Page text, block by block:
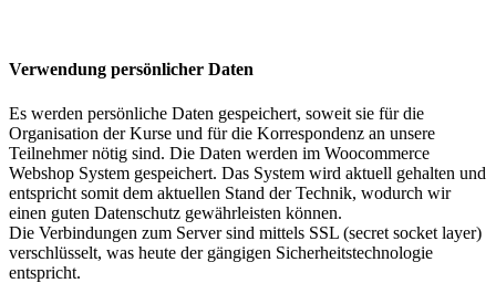
Verwendung persönlicher Daten
Es werden persönliche Daten gespeichert, soweit sie für die
Organisation der Kurse und für die Korrespondenz an unsere
Teilnehmer nötig sind. Die Daten werden im Woocommerce
Webshop System gespeichert. Das System wird aktuell gehalten und
entspricht somit dem aktuellen Stand der Technik, wodurch wir
einen guten Datenschutz gewährleisten können.
Die Verbindungen zum Server sind mittels SSL (secret socket layer)
verschlüsselt, was heute der gängigen Sicherheitstechnologie
entspricht.